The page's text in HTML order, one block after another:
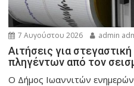
7 Αυγούστου 2026 admin
Αιτήσεις για
πληγέντων από τον
Ο Δήμος Ιωαννιτών